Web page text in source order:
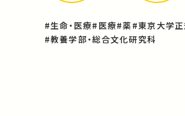
#生命・医療#医療#薬 #東京大学
#教養学部・総合文化研究科